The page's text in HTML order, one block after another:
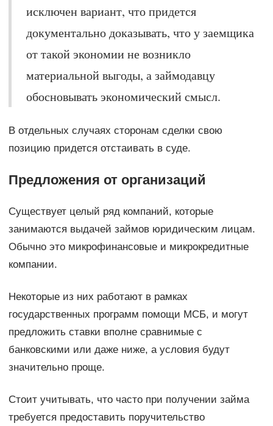
исключен вариант, что придется
документально доказывать, что у заемщика
от такой экономии не возникло
материальной выгоды, а займодавцу
обосновывать экономический смысл.
В отдельных случаях сторонам сделки свою
позицию придется отстаивать в суде.
Предложения от организаций
Существует целый ряд компаний, которые
занимаются выдачей займов юридическим лицам.
Обычно это микрофинансовые и микрокредитные
компании.
Некоторые из них работают в рамках
государственных программ помощи МСБ, и могут
предложить ставки вполне сравнимые с
банковскими или даже ниже, а условия будут
значительно проще.
Стоит учитывать, что часто при получении займа
требуется предоставить поручительство